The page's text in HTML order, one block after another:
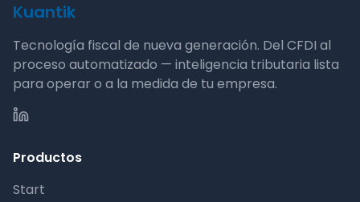
Kuantik
Tecnología fiscal de nueva generación. Del CFDI al
proceso automatizado — inteligencia tributaria lista
para operar o a la medida de tu empresa.
Productos
Start